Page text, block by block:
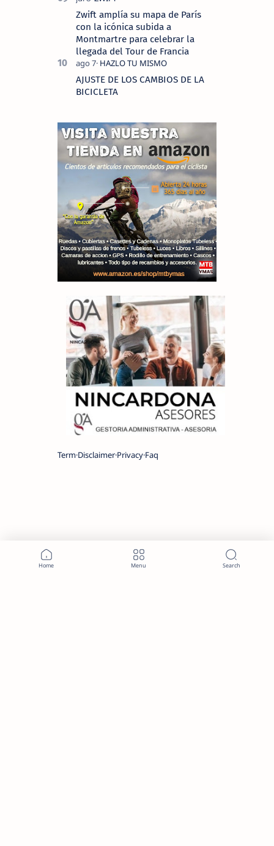
Zwift amplía su mapa de París
con la icónica subida a
Montmartre para celebrar la
llegada del Tour de Francia
AJUSTE DE LOS CAMBIOS DE LA
BICICLETA
Term Disclaimer Privacy Faq